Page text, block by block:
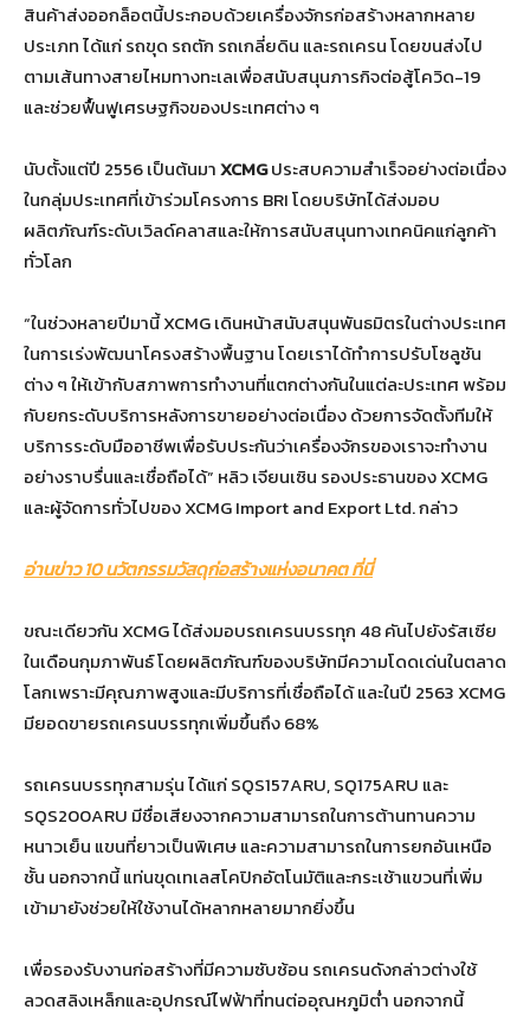
สินค้าส่งออกล็อตนี้ประกอบด้วยเครื่องจักรก่อสร้างหลากหลาย
ประเภท ได้แก่ รถขุด รถตัก รถเกลี่ยดิน และรถเครน โดยขนส่งไป
ตามเส้นทางสายไหมทางทะเลเพื่อสนับสนุนภารกิจต่อสู้โควิด-19
และช่วยฟื้นฟูเศรษฐกิจของประเทศต่าง ๆ
นับตั้งแต่ปี 2556 เป็นต้นมาXCMGประสบความสำเร็จอย่างต่อเนื่อง
ในกลุ่มประเทศที่เข้าร่วมโครงการ BRI โดยบริษัทได้ส่งมอบ
ผลิตภัณฑ์ระดับเวิลด์คลาสและให้การสนับสนุนทางเทคนิคแก่ลูกค้า
ทั่วโลก
“ในช่วงหลายปีมานี้ XCMG เดินหน้าสนับสนุนพันธมิตรในต่างประเทศ
ในการเร่งพัฒนาโครงสร้างพื้นฐาน โดยเราได้ทำการปรับโซลูชัน
ต่าง ๆ ให้เข้ากับสภาพการทำงานที่แตกต่างกันในแต่ละประเทศ พร้อม
กับยกระดับบริการหลังการขายอย่างต่อเนื่อง ด้วยการจัดตั้งทีมให้
บริการระดับมืออาชีพเพื่อรับประกันว่าเครื่องจักรของเราจะทำงาน
อย่างราบรื่นและเชื่อถือได้” หลิว เจียนเซิน รองประธานของ XCMG
และผู้จัดการทั่วไปของ XCMG Import and Export Ltd. กล่าว
อ่านข่าว 10 นวัตกรรมวัสดุก่อสร้างแห่งอนาคต ที่นี่
ขณะเดียวกัน XCMG ได้ส่งมอบรถเครนบรรทุก 48 คันไปยังรัสเซีย
ในเดือนกุมภาพันธ์ โดยผลิตภัณฑ์ของบริษัทมีความโดดเด่นในตลาด
โลกเพราะมีคุณภาพสูงและมีบริการที่เชื่อถือได้ และในปี 2563 XCMG
มียอดขายรถเครนบรรทุกเพิ่มขึ้นถึง 68%
รถเครนบรรทุกสามรุ่น ได้แก่ SQS157ARU, SQ175ARU และ
SQS200ARU มีชื่อเสียงจากความสามารถในการต้านทานความ
หนาวเย็น แขนที่ยาวเป็นพิเศษ และความสามารถในการยกอันเหนือ
ชั้น นอกจากนี้ แท่นขุดเทเลสโคปิกอัตโนมัติและกระเช้าแขวนที่เพิ่ม
เข้ามายังช่วยให้ใช้งานได้หลากหลายมากยิ่งขึ้น
เพื่อรองรับงานก่อสร้างที่มีความซับซ้อน รถเครนดังกล่าวต่างใช้
ลวดสลิงเหล็กและอุปกรณ์ไฟฟ้าที่ทนต่ออุณหภูมิต่ำ นอกจากนี้